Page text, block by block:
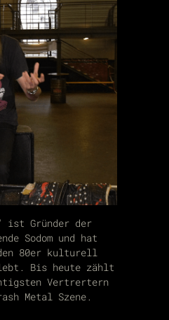
ist Gründer der
Sodom und hat
80er kulturell
Bis heute zählt
Vertrertern
Metal Szene.